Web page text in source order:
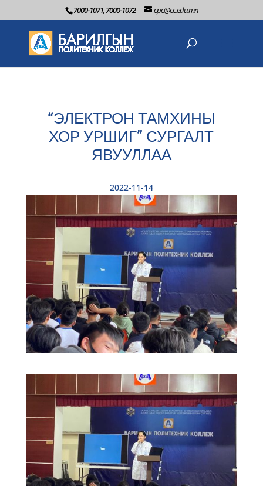
7000-1071, 7000-1072 cpc@cc.edu.mn
“ЭЛЕКТРОН ТАМХИНЫ
ХОР УРШИГ” СУРГАЛТ
ЯВУУЛЛАА
2022-11-14